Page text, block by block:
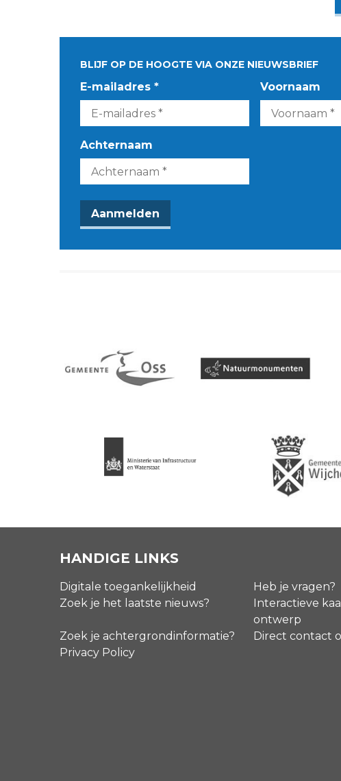
BLIJF OP DE HOOGTE VIA ONZE NIEUWSBRIEF
E-mailadres * Voornaam
Achternaam
HANDIGE LINKS
Digitale toegankelijkheid
Heb je vragen?
Zoek je het laatste nieuws?
Interactieve
ontwerp
Zoek je achtergrondinformatie?
Direct contact
Privacy Policy